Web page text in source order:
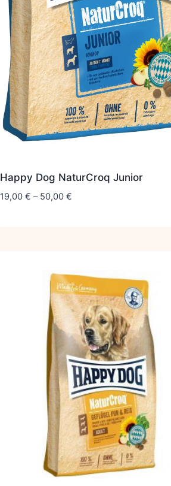
Happy Dog NaturCroq Junior
19,00€ – 50,00€